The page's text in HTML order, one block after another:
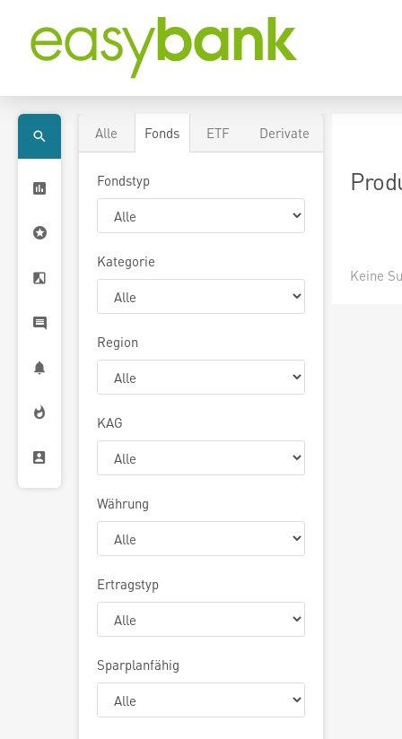
Alle Fonds ETF Derivate
Fondstyp
Kategorie
Region
KAG
Währung
Ertragstyp
Sparplanfähig
Keine